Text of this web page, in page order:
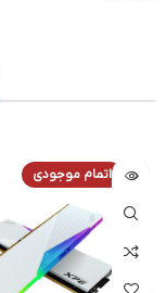
اتمام موجودی